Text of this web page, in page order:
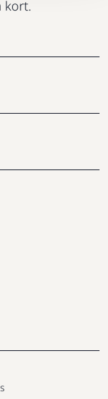
kort.